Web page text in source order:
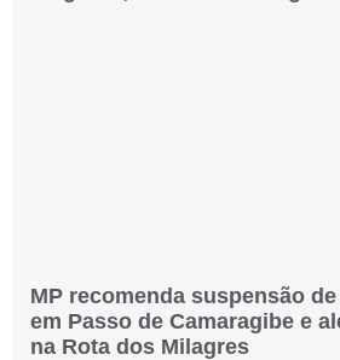
MP recomenda suspensão
em Passo de Camaragibe e
na Rota dos Milagres